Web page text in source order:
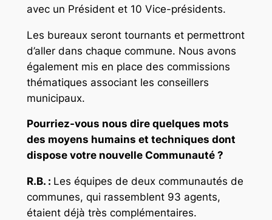
avec un Président et 10 Vice-présidents.
Les bureaux seront tournants et permettront
d’aller dans chaque commune. Nous avons
également mis en place des commissions
thématiques associant les conseillers
municipaux.
Pourriez-vous nous dire quelques mots
des moyens humains et techniques dont
dispose votre nouvelle Communauté ?
R.B. : Les équipes de deux communautés de
communes, qui rassemblent 93 agents,
étaient déjà très complémentaires.